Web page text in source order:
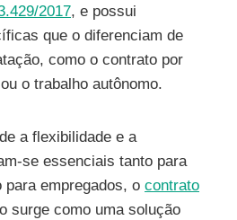
2017, e possui
que o diferenciam de
como o contrato por
o trabalho autônomo.
a flexibilidade e a
se essenciais tanto para
para empregados, o contrato
surge como uma solução